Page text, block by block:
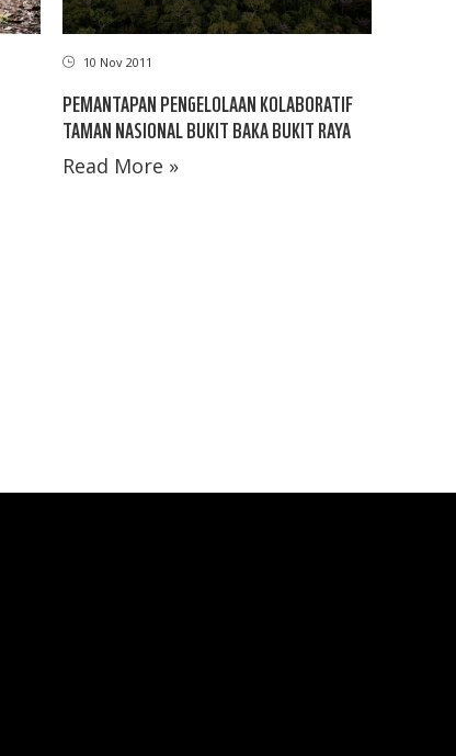
10 Nov 2011
PEMANTAPAN PENGELOLAAN KOLABORATIF
TAMAN NASIONAL BUKIT BAKA BUKIT RAYA
Read More »